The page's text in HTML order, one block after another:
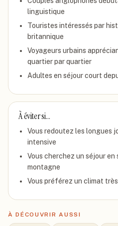
linguistique
Touristes intéressés par
britannique
Voyageurs urbains
quartier par quartier
Adultes en séjour court
À éviter si…
Vous redoutez les longues
intensive
Vous cherchez un séjour
montagne
Vous préférez un climat
À DÉCOUVRIR AUSSI